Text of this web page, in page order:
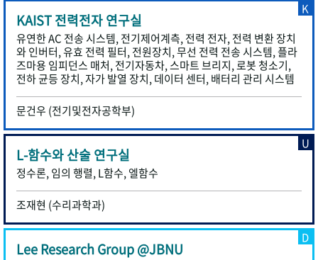
KAIST 전력전자 연구실
유연한 AC 전송 시스템, 전기제어계측, 전력 전자, 전력 변환 장치
와 인버터, 유효 전력 필터, 전원장치, 무선 전력 전송 시스템, 플라
즈마용 임피던스 매처, 전기자동차, 스마트 브리지, 로봇 청소기,
전하 균등 장치, 자가 발열 장치, 데이터 센터, 배터리 관리 시스템
문건우 (전기및전자공학부)
K
L-함수와 산술 연구실
정수론, 임의 행렬, L함수, 엘함수
조재현 (수리과학과)
U
Lee Research Group @JBNU
D